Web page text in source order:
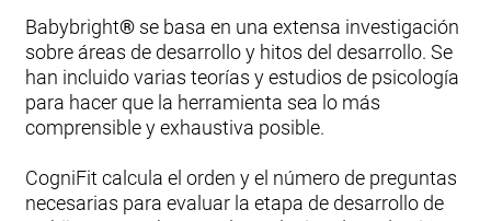
Babybright®se basa en una extensa investigación
sobre áreas de desarrollo y hitos del desarrollo. Se
han incluido varias teorías y estudios de psicología
para hacer que la herramienta sea lo más
comprensible y exhaustiva posible.
CogniFit calcula el orden y el número de preguntas
necesarias para evaluar la etapa de desarrollo de